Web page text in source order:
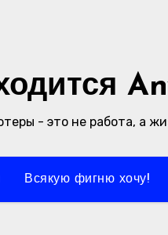
- это не работа, а
Всякую фигню хочу!